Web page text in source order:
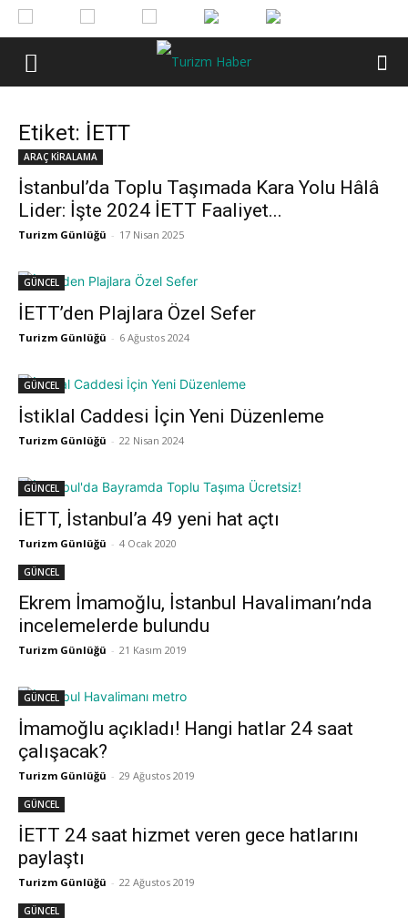
Etiket: İETT
ARAÇ KİRALAMA
İstanbul’da Toplu Taşımada Kara Yolu Hâlâ
Lider: İşte 2024 İETT Faaliyet...
Turizm Günlüğü - 17 Nisan 2025
GÜNCEL
İETT’den Plajlara Özel Sefer
Turizm Günlüğü - 6 Ağustos 2024
GÜNCEL
İstiklal Caddesi İçin Yeni Düzenleme
Turizm Günlüğü - 22 Nisan 2024
GÜNCEL
İETT, İstanbul’a 49 yeni hat açtı
Turizm Günlüğü - 4 Ocak 2020
GÜNCEL
Ekrem İmamoğlu, İstanbul Havalimanı’nda
incelemelerde bulundu
Turizm Günlüğü - 21 Kasım 2019
GÜNCEL
İmamoğlu açıkladı! Hangi hatlar 24 saat
çalışacak?
Turizm Günlüğü - 29 Ağustos 2019
GÜNCEL
İETT 24 saat hizmet veren gece hatlarını
paylaştı
Turizm Günlüğü - 22 Ağustos 2019
GÜNCEL